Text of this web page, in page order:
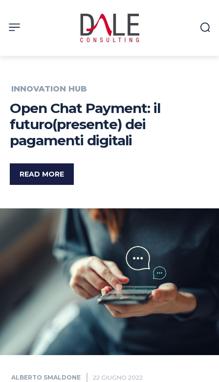
INNOVATION HUB
Open Chat Payment: il
futuro(presente) dei
pagamenti digitali
READ MORE
ALBERTO SMALDONE 22 GIUGNO 2022